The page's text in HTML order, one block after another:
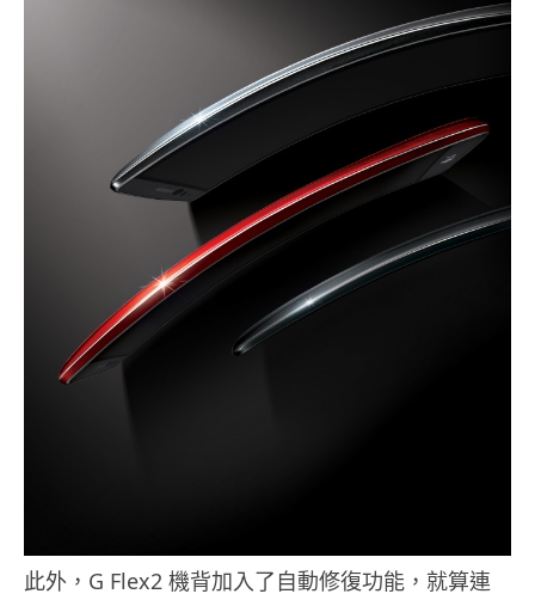
此外，G Flex2 機背加入了自動修復功能，就算連